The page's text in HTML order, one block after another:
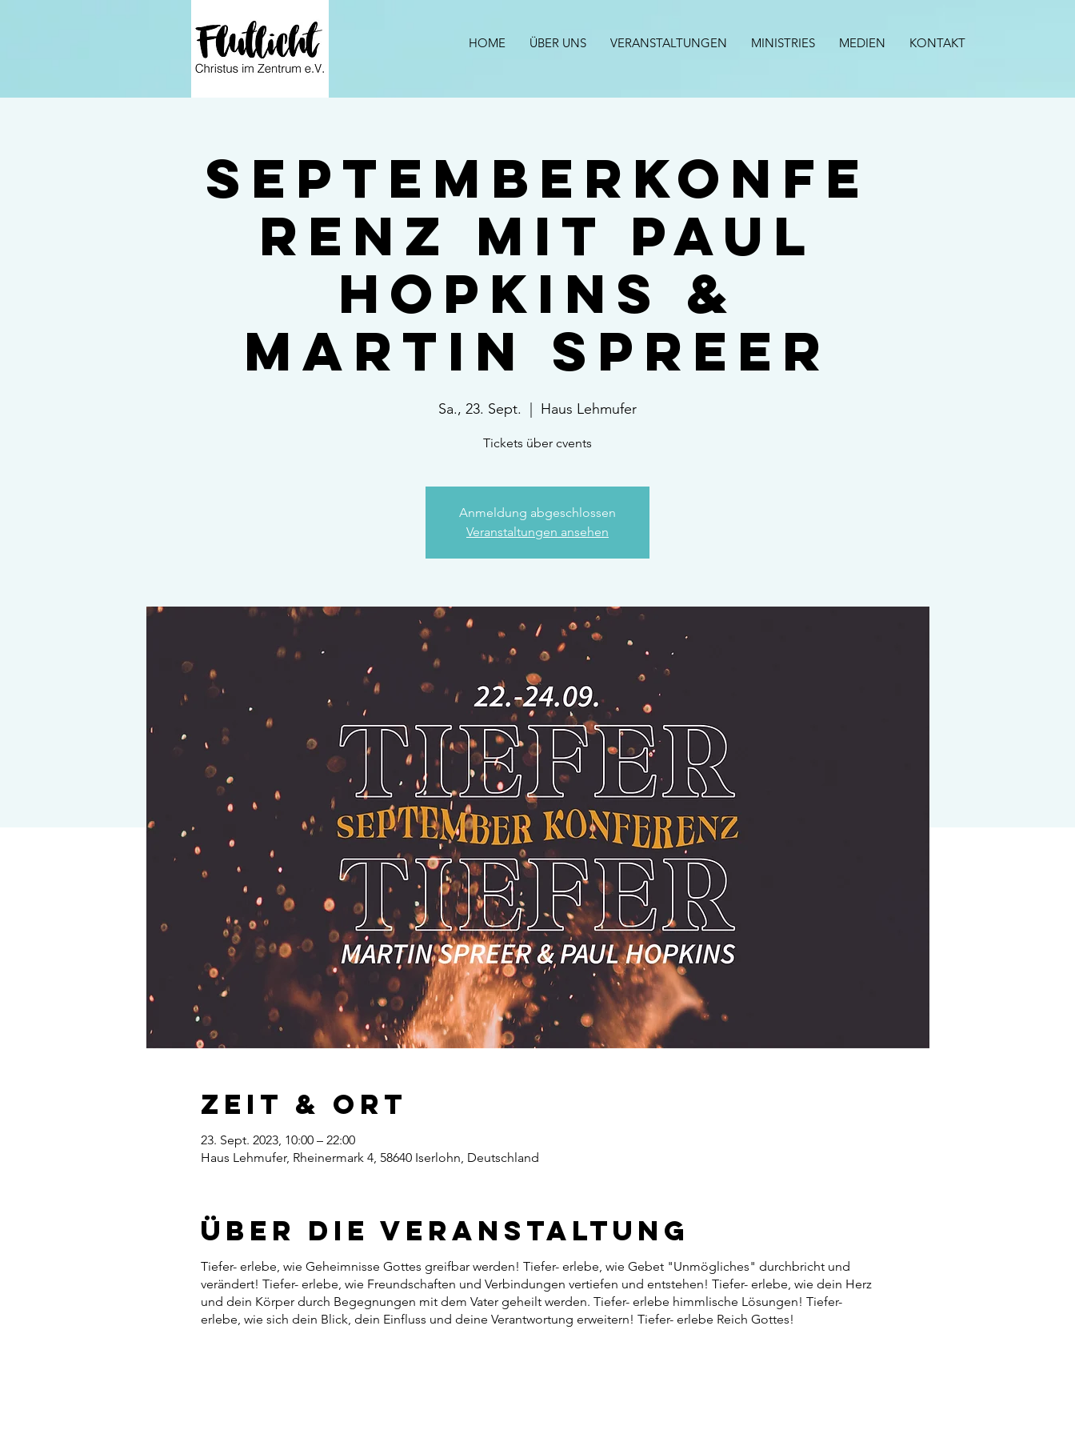
HOME ÜBER UNS VERANSTALTUNGEN MINISTRIES MEDIEN KONTAKT
Septemberkonfe
renz mit Paul
Hopkins &
Martin Spreer
Sa., 23. Sept. Haus Lehmufer
Anmeldung abgeschlossen
Veranstaltungen ansehen
Zeit & Ort
23. Sept. 2023, 10:00 – 22:00
Haus Lehmufer, Rheinermark 4, 58640 Iserlohn, Deutschland
Über die Veranstaltung
Tiefer- erlebe, wie Geheimnisse Gottes greifbar werden! Tiefer- erlebe, wie Gebet "Unmögliches" durchbricht und
verändert! Tiefer- erlebe, wie Freundschaften und Verbindungen vertiefen und entstehen! Tiefer- erlebe, wie dein Herz
und dein Körper durch Begegnungen mit dem Vater geheilt werden. Tiefer- erlebe himmlische Lösungen! Tiefer-
erlebe, wie sich dein Blick, dein Einfluss und deine Verantwortung erweitern! Tiefer- erlebe Reich Gottes!